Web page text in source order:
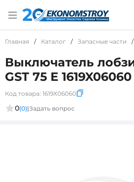
Главная / Каталог / Запасные части /
Выключатель
GST 75 E 1619X06060
Код товара: 1619X06060
0(0)|Задать вопрос